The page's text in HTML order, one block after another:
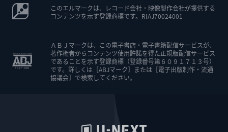
このエルマークは、レコード会社・映像製作会社が提供する
コンテンツを示す登録商標です。RIAJ70024001
ＡＢＪマークは、この電子書店・電子書籍配信サービスが、
著作権者からコンテンツ使用許諾を得た正規版配信サービス
であることを示す登録商標（登録番号第６０９１７１３号）
です。詳しくは［ABJマーク］または［電子出版制作・流通
協議会］で検索してください。